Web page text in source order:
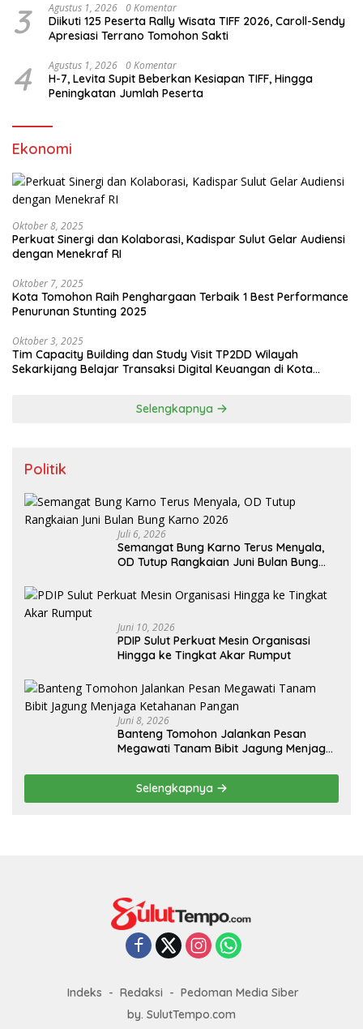
3 Agustus 1, 2026 0 Komentar
Diikuti 125 Peserta Rally Wisata TIFF 2026, Caroll-Sendy
Apresiasi Terrano Tomohon Sakti
4 Agustus 1, 2026 0 Komentar
H-7, Levita Supit Beberkan Kesiapan TIFF, Hingga
Peningkatan Jumlah Peserta
Ekonomi
Oktober 8, 2025
Perkuat Sinergi dan Kolaborasi, Kadispar Sulut Gelar Audiensi
dengan Menekraf RI
Oktober 7, 2025
Kota Tomohon Raih Penghargaan Terbaik 1 Best Performance
Penurunan Stunting 2025
Oktober 3, 2025
Tim Capacity Building dan Study Visit TP2DD Wilayah
Sekarkijang Belajar Transaksi Digital Keuangan di Kota
Selengkapnya
Politik
Juli 6, 2026
Semangat Bung Karno Terus Menyala,
OD Tutup Rangkaian Juni Bulan Bung
Juni 10, 2026
PDIP Sulut Perkuat Mesin Organisasi
Hingga ke Tingkat Akar Rumput
Juni 8, 2026
Banteng Tomohon Jalankan Pesan
Megawati Tanam Bibit Jagung Menjaga
Selengkapnya
Indeks Redaksi
Pedoman Media Siber
by. SulutTempo.com